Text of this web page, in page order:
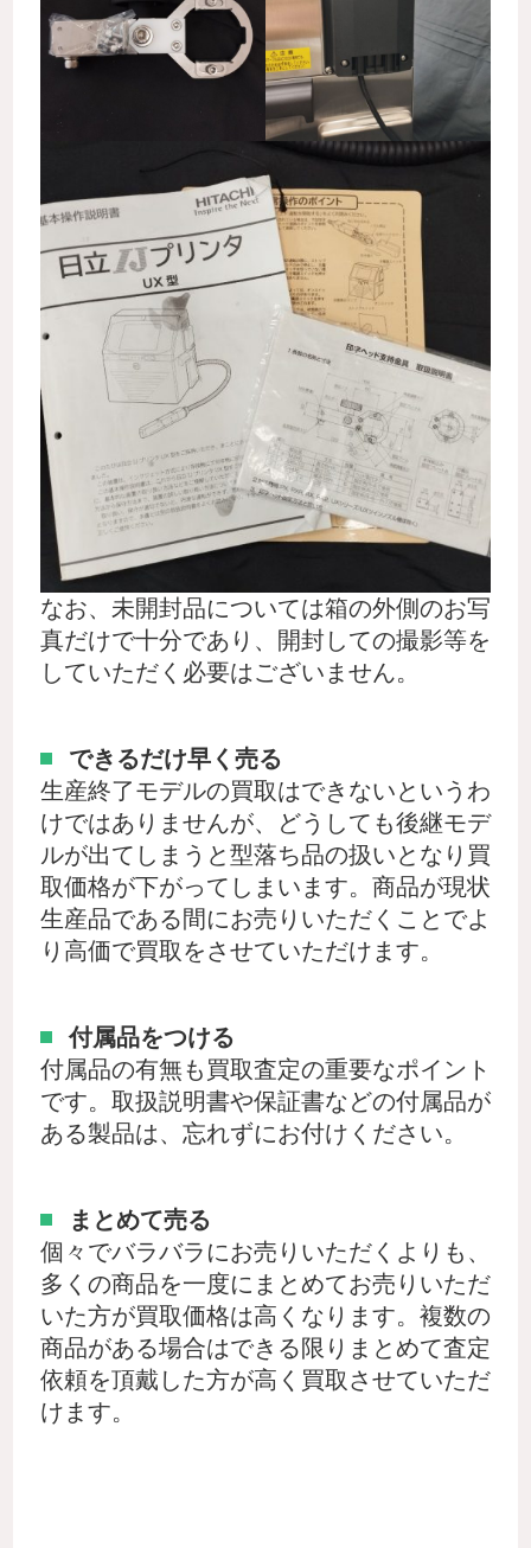
なお、未開封品については箱の外側のお写
真だけで十分であり、開封しての撮影等を
していただく必要はございません。
できるだけ早く売る
生産終了モデルの買取はできないというわ
けではありませんが、どうしても後継モデ
ルが出てしまうと型落ち品の扱いとなり買
取価格が下がってしまいます。商品が現状
生産品である間にお売りいただくことでよ
り高価で買取をさせていただけます。
付属品をつける
付属品の有無も買取査定の重要なポイント
です。取扱説明書や保証書などの付属品が
ある製品は、忘れずにお付けください。
まとめて売る
個々でバラバラにお売りいただくよりも、
多くの商品を一度にまとめてお売りいただ
いた方が買取価格は高くなります。複数の
商品がある場合はできる限りまとめて査定
依頼を頂戴した方が高く買取させていただ
けます。